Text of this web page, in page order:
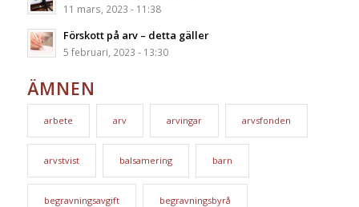
11 mars, 2023 - 11:38
Förskott på arv – detta gäller
5 februari, 2023 - 13:30
ÄMNEN
arbete arv arvingar arvsfonden
arvstvist balsamering barn
begravningsavgift begravningsbyrå